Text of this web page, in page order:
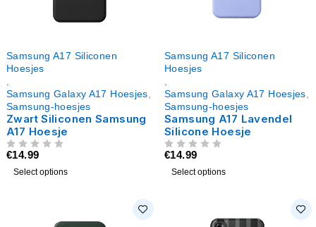
Samsung A17 Siliconen
Hoesjes
Samsung Galaxy A17 Hoesjes
Samsung-hoesjes
Zwart Siliconen Samsung
A17 Hoesje
€14.99
Select options
Samsung A17 Siliconen
Hoesjes
Samsung Galaxy A17 Hoesjes
Samsung-hoesjes
Samsung A17 Lavendel
Silicone Hoesje
€14.99
Select options